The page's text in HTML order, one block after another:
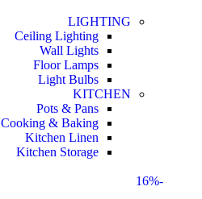
LIGHTING
Ceiling Lighting
Wall Lights
Floor Lamps
Light Bulbs
KITCHEN
Pots & Pans
Cooking & Baking
Kitchen Linen
Kitchen Storage
-16%